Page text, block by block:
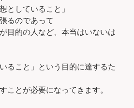
としていること」
るのであって
目的の人など、本当はいないは
ること」という目的に達するた
ことが必要になってきます。